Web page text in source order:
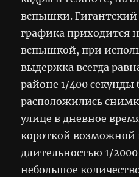
вспышки. Гигантский
графика приходится
вспышкой, при
выдержка всегда
районе 1/400
расположились
улице в дневное
короткой возможной
длительностью 1/
небольшое